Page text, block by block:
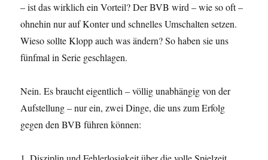
– ist das wirklich ein Vorteil? Der BVB wird – wie so oft –
ohnehin nur auf Konter und schnelles Umschalten setzen.
Wieso sollte Klopp auch was ändern? So haben sie uns
fünfmal in Serie geschlagen.
Nein. Es braucht eigentlich – völlig unabhängig von der
Aufstellung – nur ein, zwei Dinge, die uns zum Erfolg
gegen den BVB führen können: